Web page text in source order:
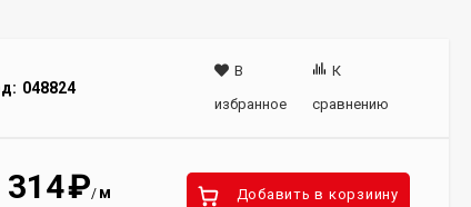
048824
В
избранное
К
сравнению
314₽/ м Добавить в корзиину